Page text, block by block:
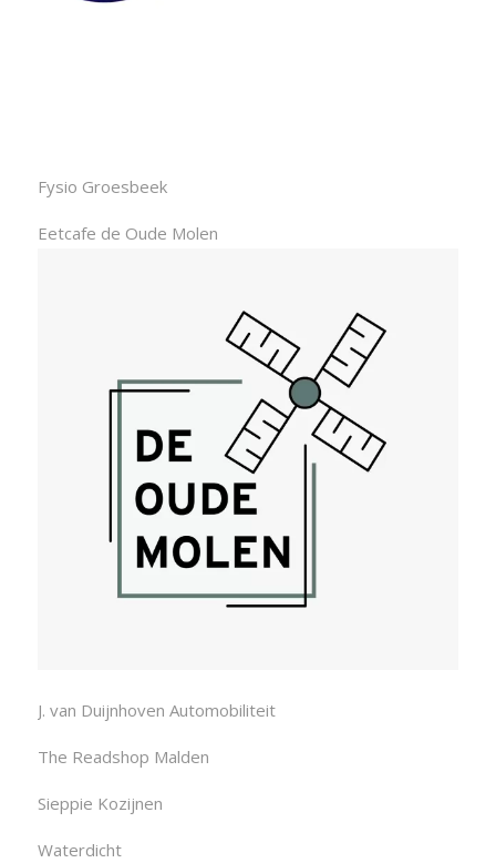
Fysio Groesbeek
Eetcafe de Oude Molen
J. van Duijnhoven Automobiliteit
The Readshop Malden
Sieppie Kozijnen
Waterdicht